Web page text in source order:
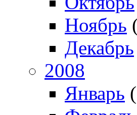
Ноябрь
Декабрь
2008
Январь